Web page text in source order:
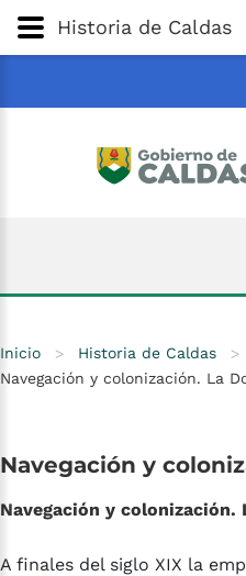
Gobernación
Historia de Caldas
Inicio > Historia de Caldas
>
Navegación y colonización. La
Navegación y
Navegación y colonización.
A finales del siglo XIX la